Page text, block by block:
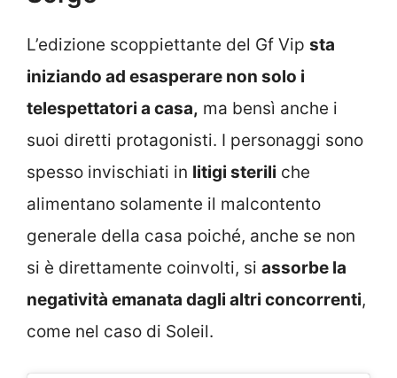
L’edizione scoppiettante del Gf Vip sta
iniziando ad esasperare non solo i
telespettatori a casa, ma bensì anche i
suoi diretti protagonisti. I personaggi sono
spesso invischiati in litigi sterili che
alimentano solamente il malcontento
generale della casa poiché, anche se non
si è direttamente coinvolti, si assorbe la
negatività emanata dagli altri concorrenti,
come nel caso di Soleil.